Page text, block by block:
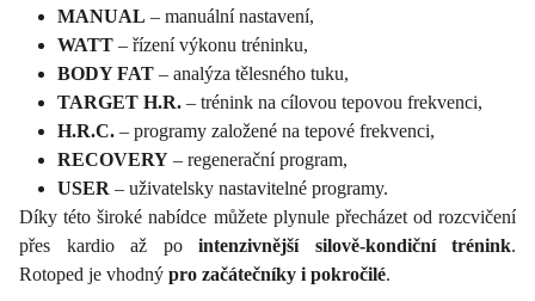
MANUAL – manuální nastavení,
WATT – řízení výkonu tréninku,
BODY FAT – analýza tělesného tuku,
TARGET H.R. – trénink na cílovou tepovou frekvenci,
H.R.C. – programy založené na tepové frekvenci,
RECOVERY – regenerační program,
USER – uživatelsky nastavitelné programy.
Díky této široké nabídce můžete plynule přecházet od rozcvičení
přes kardio až po intenzivnější silově-kondiční trénink.
Rotoped je vhodný pro začátečníky i pokročilé.